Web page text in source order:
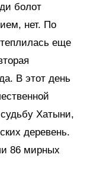
болот
нет. По
еще
В этот день
Хатыни,
деревень.
86 мирных